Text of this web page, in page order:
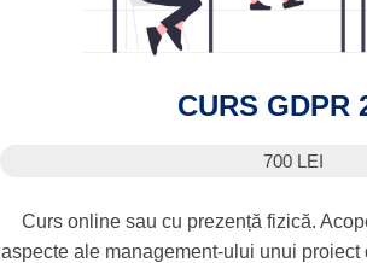
CURS GDPR
700 LEI
Curs online sau cu prezență fizică.
aspecte ale management-ului unui proiect